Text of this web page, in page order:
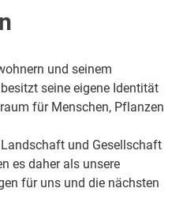
und seinem
seine eigene Identität
für Menschen, Pflanzen
und Gesellschaft
es daher als unsere
für uns und die nächsten